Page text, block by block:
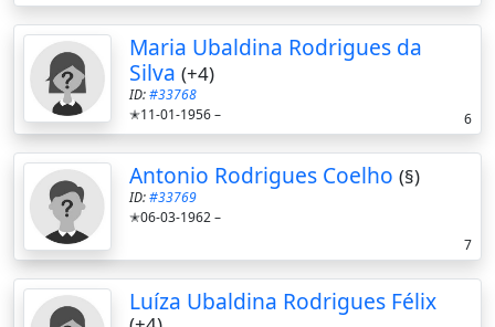
Maria Ubaldina Rodrigues da
Silva (+4)
ID:#33768
✭11-01-1956 –
6
Antonio Rodrigues Coelho (§)
ID:#33769
✭06-03-1962 –
7
Luíza Ubaldina Rodrigues Félix